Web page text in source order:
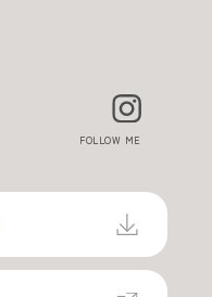
FOLLOW ME